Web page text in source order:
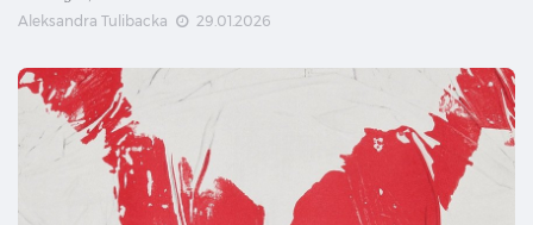
Aleksandra Tulibacka 29.01.2026